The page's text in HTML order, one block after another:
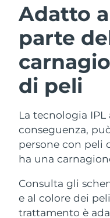
Adatto
parte
di peli
La tecnologia
conseguenza,
persone con peli
ha una
Consulta gli
e al colore dei
trattamento è